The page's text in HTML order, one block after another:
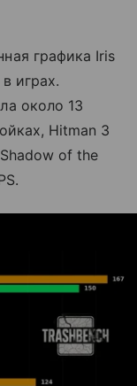
графика Iris
играх.
около 13
Hitman 3
of the